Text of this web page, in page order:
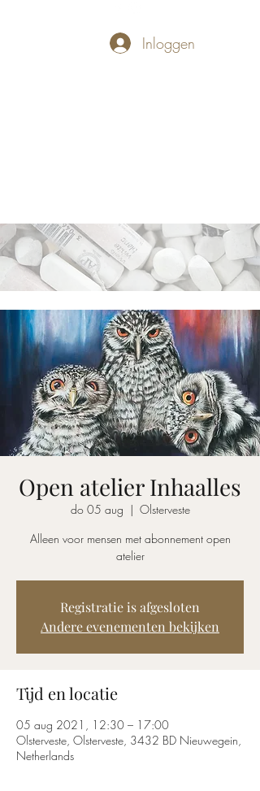
Inloggen
Open atelier Inhaalles
do 05 aug
  |
Olsterveste
Alleen voor mensen met abonnement open
atelier
Registratie is afgesloten
Andere evenementen bekijken
Tijd en locatie
05 aug 2021, 12:30 – 17:00
Olsterveste, Olsterveste, 3432 BD Nieuwegein,
Netherlands